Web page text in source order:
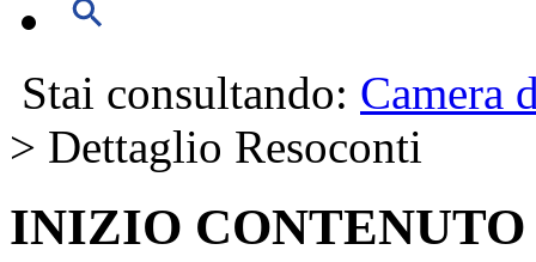
Stai consultando: Camera
> Dettaglio Resoconti
INIZIO CONTENUTO